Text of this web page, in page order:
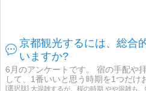
京都観光するには、総合
いますか?
6月のアンケートです。 宿の手配や
して、1番いいと思う時期を1つだけ
大混雑するが、桜の時期 やや混雑も、特別公開の